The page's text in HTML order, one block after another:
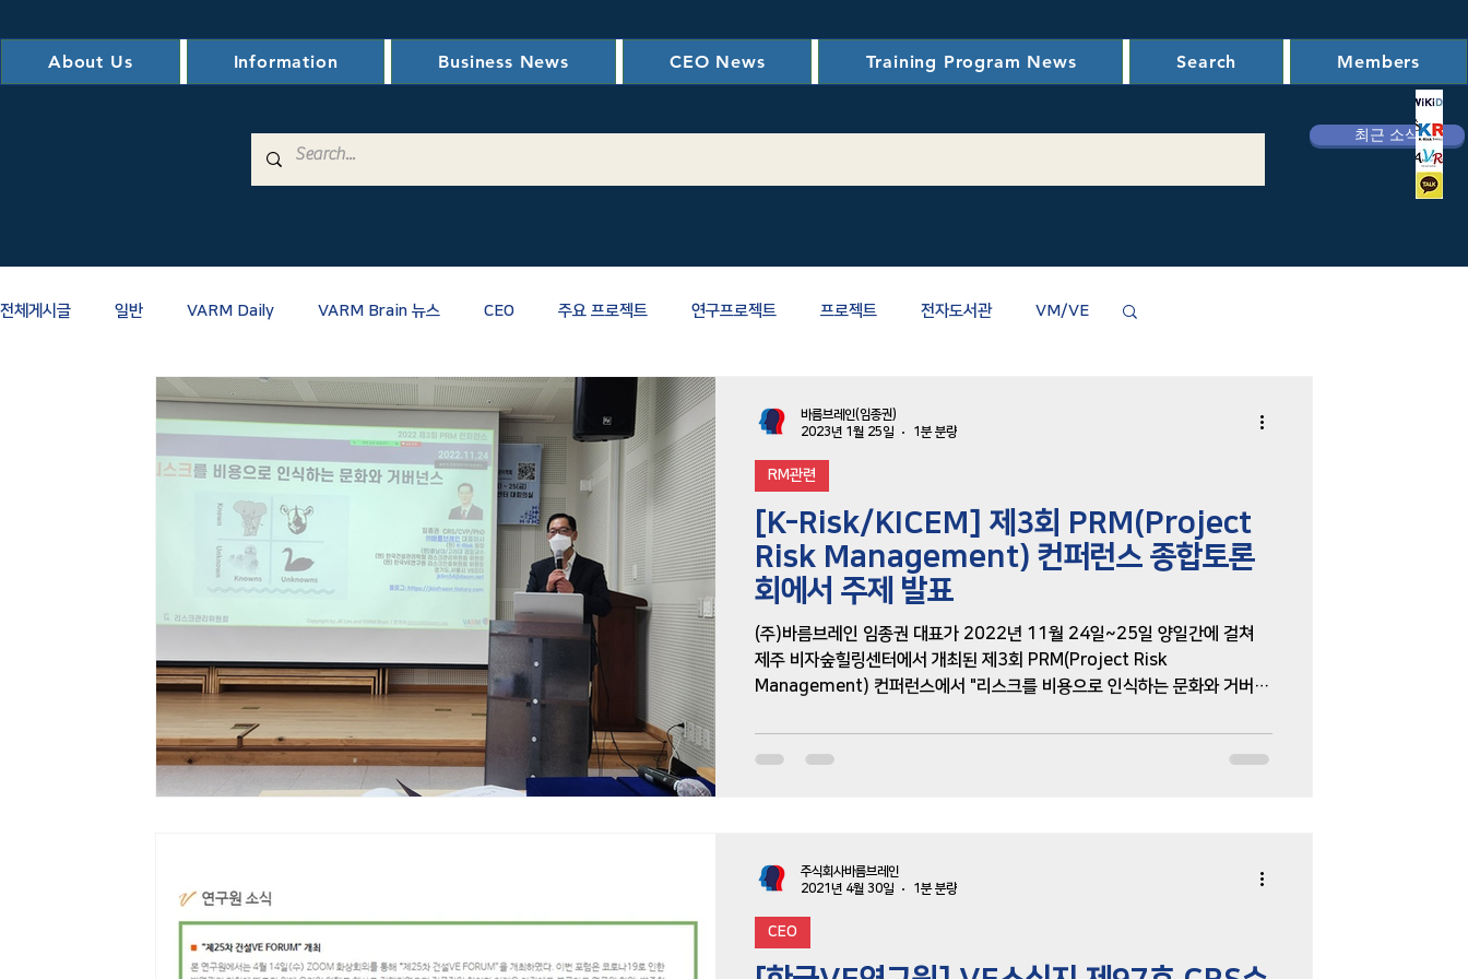
About Us Information Business News CEO News Training Program News Search Members
최근 소식
전체게시글
일반 VARM Daily VARM Brain 뉴스 CEO 주요 프로젝트 연구프로젝트 프로젝트 전자도서관 VM/VE
RM관련 PM/CM/스마트건설 신뢰성 LCC(생애주기비용)분석 VARM Brain의 아이디어
K-Risk 한국리스크전문가협의회 KVEI 한국VE연구원 리스크인증위원회 한국건설관리학회 리스크관리위원회
인지편향 낙관주의 편향 휴리스틱
[K-Risk/KICEM] 제3회 PRM(Project
Risk Management) 컨퍼런스 종합토론
회에서 주제 발표
(주)바름브레인 임종권 대표가 2022년 11월 24일~25일 양일간에 걸쳐
제주 비자숲힐링센터에서 개최된 제3회 PRM(Project Risk
Management) 컨퍼런스에서 "리스크를 비용으로 인식하는 문화와 거버넌
RM관련
바름브레인(임종권)
2023년 1월 25일
1분 분량
CEO
주식회사바름브레인
2021년 4월 30일
1분 분량